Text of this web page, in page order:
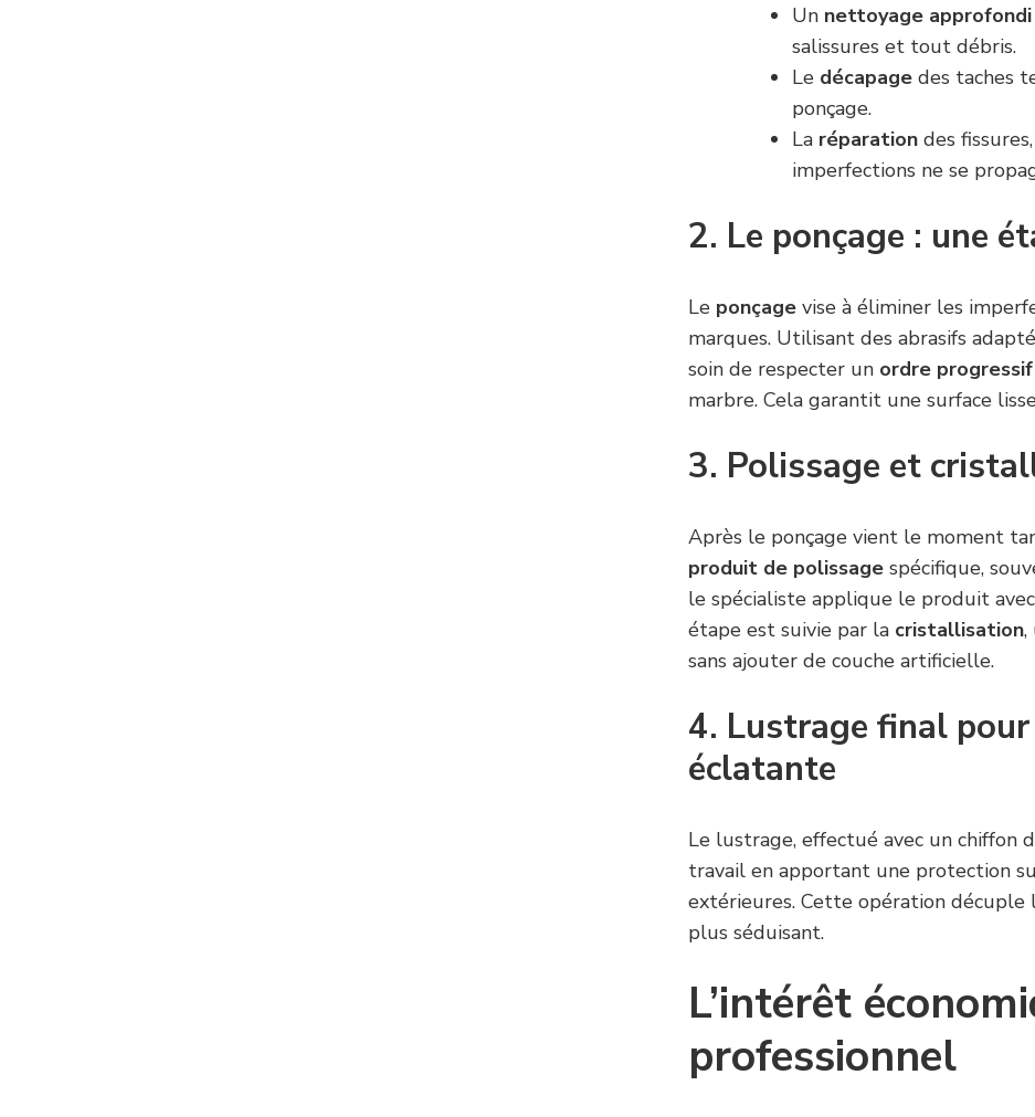
Un nettoyage approfondi
salissures et tout débris.
Le décapage des taches
ponçage.
La réparation des
imperfections ne se
2. Le ponçage : une
Le ponçage vise à éliminer les
marques. Utilisant des abrasifs
soin de respecter un ordre progressif
marbre. Cela garantit une surface
3. Polissage et
Après le ponçage vient le moment
produit de polissage spécifique,
le spécialiste applique le produit
étape est suivie par la cristallisation,
sans ajouter de couche artificielle.
4. Lustrage final
éclatante
Le lustrage, effectué avec un chiffon
travail en apportant une protection
extérieures. Cette opération décuple
plus séduisant.
L’intérêt
professionnel